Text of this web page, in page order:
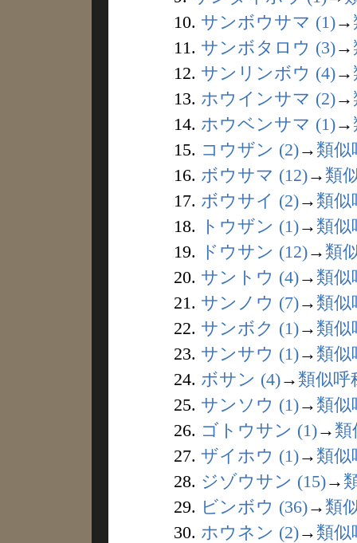
10. サンボウサマ (1)→
11. サンボタロウ (3)→
12. サンリンボウ (4)→
13. ホウインサマ (2)→
14. ホウベンサマ (1)→
15. コウザン (2)→ 類似
16. ボウサマ (12)→ 類
17. ボウサイ (2)→ 類似
18.
トウザン (1)→ 類似
19.
ドウサン (12)→ 類
20. サントウ (4)→ 類似
21. サンノウ (7)→ 類似
22. サンボク (1)→ 類似
23. サンサウ (1)→ 類似
24. ボサン (4)→ 類似呼
25. サンソウ (1)→ 類似
26. ゴトウサン (1)→ 類
27. ザイホウ (1)→ 類似
28. ジゾウサン (15)→
29. ビンボウ (36)→ 類
30. ホウネン (2)→ 類似